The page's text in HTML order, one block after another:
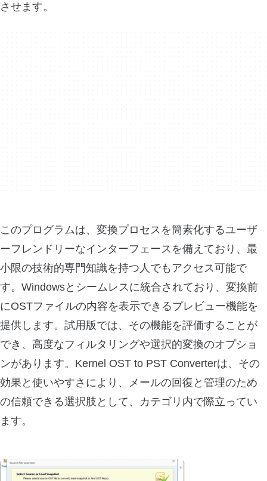
させます。
このプログラムは、変換プロセスを簡素化するユーザ
ーフレンドリーなインターフェースを備えており、最
小限の技術的専門知識を持つ人でもアクセス可能で
す。Windowsとシームレスに統合されており、変換前
にOSTファイルの内容を表示できるプレビュー機能を
提供します。試用版では、その機能を評価することが
でき、高度なフィルタリングや選択的変換のオプショ
ンがあります。Kernel OST to PST Converterは、その
効果と使いやすさにより、メールの回復と管理のため
の信頼できる選択肢として、カテゴリ内で際立ってい
ます。